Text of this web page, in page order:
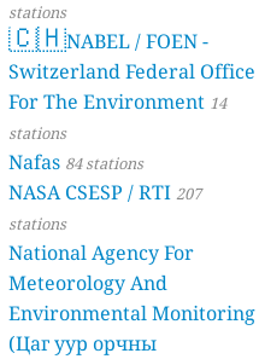
stations
🇨🇭NABEL / FOEN -
Switzerland Federal Office
For The Environment 14
stations
Nafas 84 stations
NASA CSESP / RTI 207
stations
National Agency For
Meteorology And
Environmental Monitoring
(Цаг уур орчны